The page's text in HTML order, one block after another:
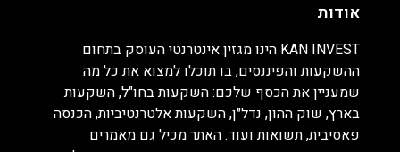
אודות
KAN INVEST הינו מגזין אינטרנטי העוסק בתחום
ההשקעות והפיננסים, בו תוכלו למצוא את כל מה
שמעניין את הכסף שלכם: השקעות בחו"ל, השקעות
בארץ, שוק ההון, נדל״ן, השקעות אלטרנטיביות, הכנסה
פאסיבית, תשואות ועוד. האתר מכיל גם מאמרים